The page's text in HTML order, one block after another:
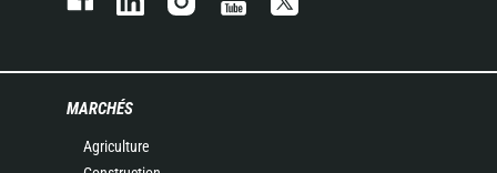
MARCHÉS
Agriculture